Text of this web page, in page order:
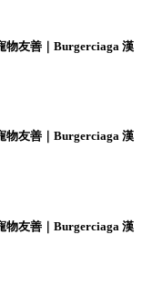
物友善｜Burgerciaga 漢
物友善｜Burgerciaga 漢
物友善｜Burgerciaga 漢